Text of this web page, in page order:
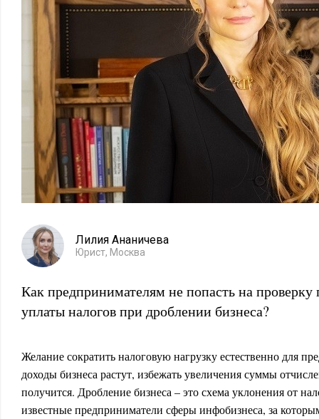
Лилия Ананичева
Юрист, Москва
Как предпринимателям не попасть на
уплаты налогов при дроблении бизнеса?
Желание сократить налоговую нагрузку естественно для
доходы бизнеса растут, избежать увеличения суммы
получится. Дробление бизнеса – это схема уклонения от
известные предприниматели сферы инфобизнеса, за